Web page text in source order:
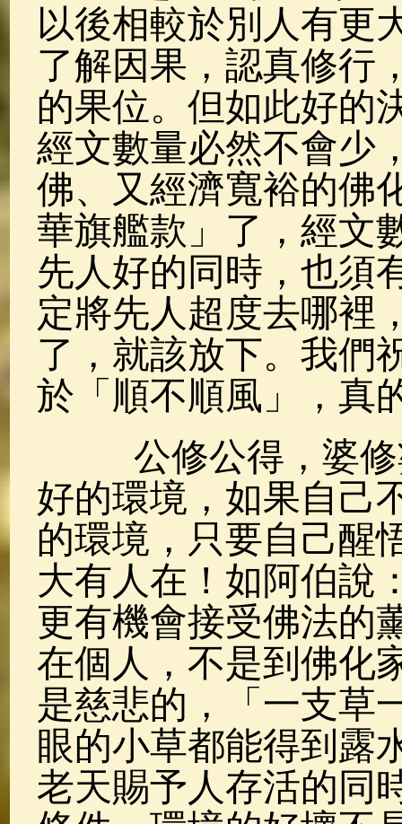
以後相較於別人有更
了解因果，認真修行
的果位。但如此好的
經文數量必然不會少
佛、又經濟寬裕的佛
華旗艦款」了，經文
先人好的同時，也須
定將先人超度去哪裡
了，就該放下。我們
於「順不順風」，真
公修公得，婆修
好的環境，如果自己
的環境，只要自己醒
大有人在！如阿伯說
更有機會接受佛法的
在個人，不是到佛化
是慈悲的，「一支草
眼的小草都能得到露
老天賜予人存活的同